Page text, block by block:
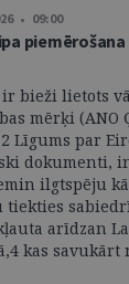
• 09:00
bieži lietots
mērķi (ANO
Līgums par
dokumenti,
ilgtspēju
arīdzan
kas